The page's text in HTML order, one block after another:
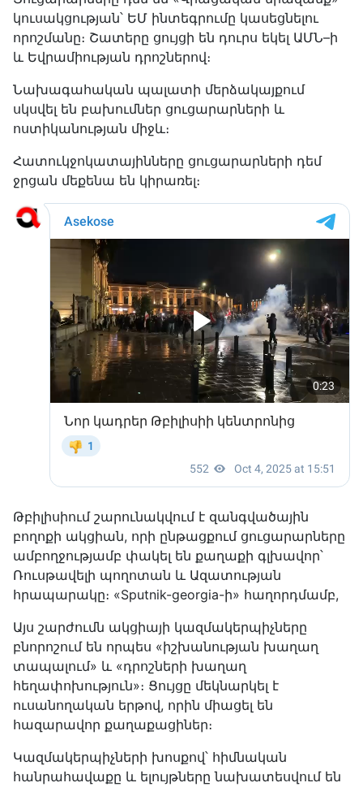
կուսակցության՝ ԵՄ ինտեգրումը կասեցնելու
որոշմանը։ Շատերը ցույցի են դուրս եկել ԱՄՆ–ի
և Եվրամիության դրոշներով։
Նախագահական պալատի մերձակայքում
սկսվել են բախումներ ցուցարարների և
ոստիկանության միջև։
Հատուկջոկատայինները ցուցարարների դեմ
ջրցան մեքենա են կիրառել։
Թբիլիսիում շարունակվում է զանգվածային
բողոքի ակցիան, որի ընթացքում ցուցարարները
ամբողջությամբ փակել են քաղաքի գլխավոր՝
Ռուսթավելի պողոտան և Ազատության
հրապարակը։ «Sputnik-georgia-ի» հաղորդմամբ,
Այս շարժումն ակցիայի կազմակերպիչները
բնորոշում են որպես «իշխանության խաղաղ
տապալում» և «դրոշների խաղաղ
հեղափոխություն»։ Ցույցը մեկնարկել է
ուսանողական երթով, որին միացել են
հազարավոր քաղաքացիներ։
Կազմակերպիչների խոսքով՝ հիմնական
հանրահավաքը և ելույթները նախատեսվում են